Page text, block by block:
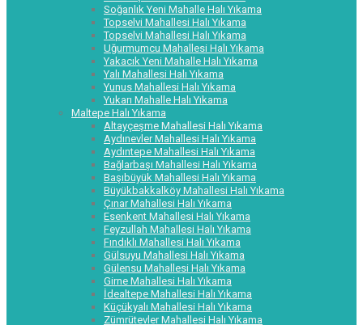
Soğanlık Yeni Mahalle Halı Yıkama
Topselvi Mahallesi Halı Yıkama
Topselvi Mahallesi Halı Yıkama
Uğurmumcu Mahallesi Halı Yıkama
Yakacık Yeni Mahalle Halı Yıkama
Yalı Mahallesi Halı Yıkama
Yunus Mahallesi Halı Yıkama
Yukarı Mahalle Halı Yıkama
Maltepe Halı Yıkama
Altayçeşme Mahallesi Halı Yıkama
Aydınevler Mahallesi Halı Yıkama
Aydıntepe Mahallesi Halı Yıkama
Bağlarbaşı Mahallesi Halı Yıkama
Başıbüyük Mahallesi Halı Yıkama
Büyükbakkalköy Mahallesi Halı Yıkama
Çınar Mahallesi Halı Yıkama
Esenkent Mahallesi Halı Yıkama
Feyzullah Mahallesi Halı Yıkama
Fındıklı Mahallesi Halı Yıkama
Gülsuyu Mahallesi Halı Yıkama
Gülensu Mahallesi Halı Yıkama
Girne Mahallesi Halı Yıkama
İdealtepe Mahallesi Halı Yıkama
Küçükyalı Mahallesi Halı Yıkama
Zümrütevler Mahallesi Halı Yıkama